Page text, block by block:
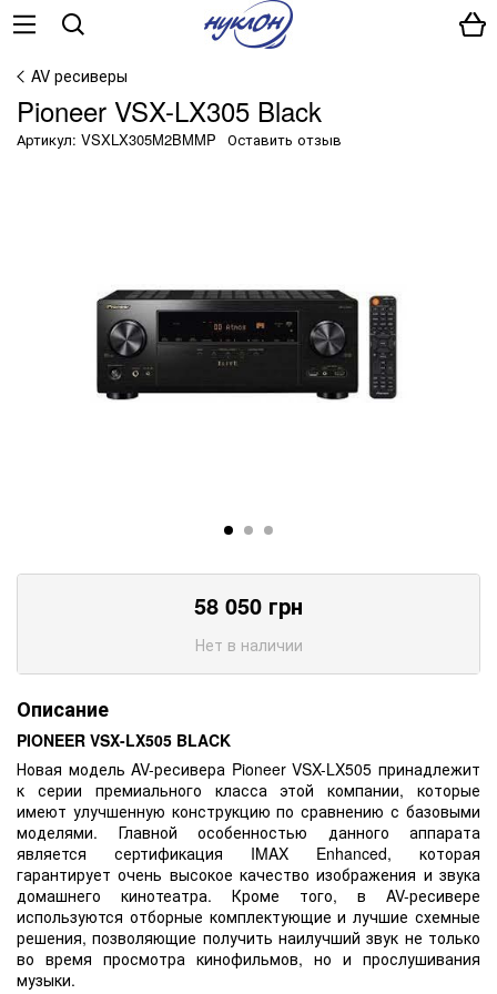
AV ресиверы
Pioneer VSX-LX305 Black
Артикул: VSXLX305M2BMMP Оставить отзыв
58 050 грн
Нет в наличии
Описание
PIONEER VSX-LX505 BLACK
Новая модель AV-ресивера Pioneer VSX-LX505 принадлежит
к серии премиального класса этой компании, которые
имеют улучшенную конструкцию по сравнению с базовыми
моделями. Главной особенностью данного аппарата
является сертификация IMAX Enhanced, которая
гарантирует очень высокое качество изображения и звука
домашнего кинотеатра. Кроме того, в AV-ресивере
используются отборные комплектующие и лучшие схемные
решения, позволяющие получить наилучший звук не только
во время просмотра кинофильмов, но и прослушивания
музыки.